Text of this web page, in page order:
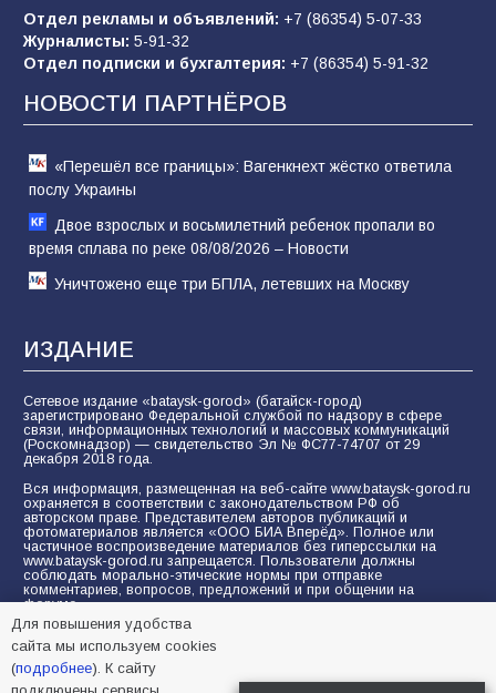
Командовал боем до последнего: герой
60 05.08.2026
Отдел рекламы и объявлений: +7 (86354) 5-07-33
Журналисты: 5-91-32
Отдел подписки и бухгалтерия: +7 (86354) 5-91-32
НОВОСТИ ПАРТНЁРОВ
«Перешёл все границы»: Вагенкнехт жёстко ответила
послу Украины
Двое взрослых и восьмилетний ребенок пропали во
время сплава по реке 08/08/2026 – Новости
Уничтожено еще три БПЛА, летевших на Москву
ИЗДАНИЕ
Сетевое издание «bataysk-gorod» (батайск-город)
зарегистрировано Федеральной службой по надзору в сфере
связи, информационных технологий и массовых коммуникаций
(Роскомнадзор) — свидетельство Эл № ФС77-74707 от 29
декабря 2018 года.
Вся информация, размещенная на веб-сайте www.bataysk-gorod.ru
охраняется в соответствии с законодательством РФ об
авторском праве. Представителем авторов публикаций и
фотоматериалов является «ООО БИА Вперёд». Полное или
частичное воспроизведение материалов без гиперссылки на
www.bataysk-gorod.ru запрещается. Пользователи должны
соблюдать морально-этические нормы при отправке
комментариев, вопросов, предложений и при общении на
форуме.
Политика конфиденциальности и защиты информации
Согласие на обработку персональных данных с помощью
сервисов Yandex.Metrika, LiveInternet, top.mail.ru
Для повышения удобства
сайта мы используем cookies
(подробнее). К сайту